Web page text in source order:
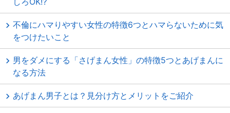
不倫にハマりやすい女性の特徴6つとハマらないために気
をつけたいこと
男をダメにする「さげまん女性」の特徴5つとあげまんに
なる方法
あげまん男子とは？見分け方とメリットをご紹介